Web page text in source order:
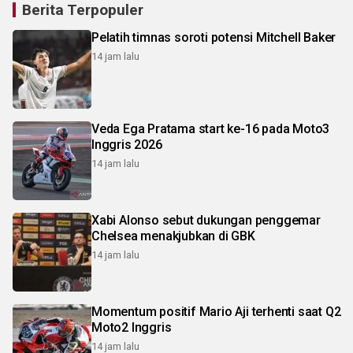
Berita Terpopuler
Pelatih timnas soroti potensi Mitchell Baker
14 jam lalu
Veda Ega Pratama start ke-16 pada Moto3
Inggris 2026
14 jam lalu
Xabi Alonso sebut dukungan penggemar
Chelsea menakjubkan di GBK
14 jam lalu
Momentum positif Mario Aji terhenti saat Q2
Moto2 Inggris
14 jam lalu